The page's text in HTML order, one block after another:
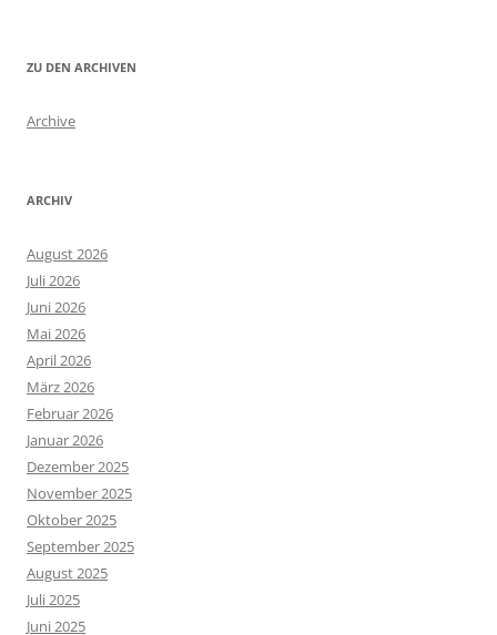
ZU DEN ARCHIVEN
Archive
ARCHIV
August 2026
Juli 2026
Juni 2026
Mai 2026
April 2026
März 2026
Februar 2026
Januar 2026
Dezember 2025
November 2025
Oktober 2025
September 2025
August 2025
Juli 2025
Juni 2025